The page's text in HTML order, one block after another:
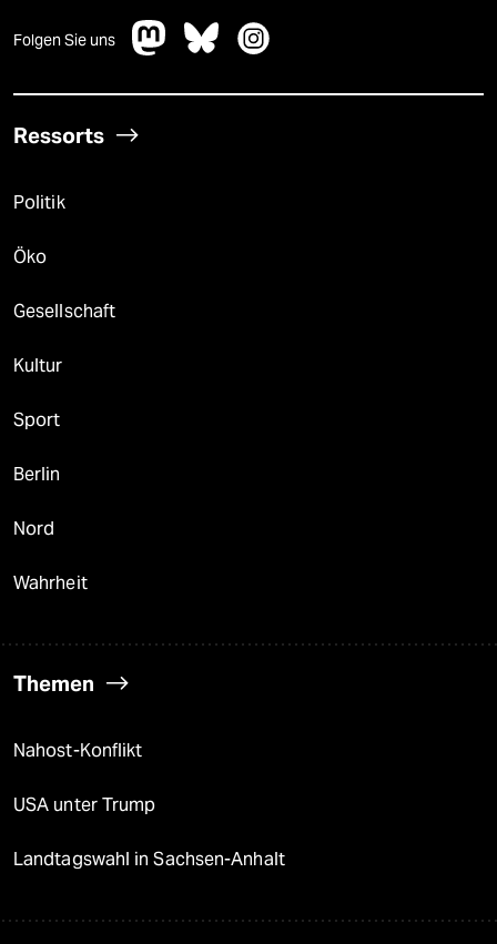
Folgen Sie uns
Ressorts
Politik
Öko
Gesellschaft
Kultur
Sport
Berlin
Nord
Wahrheit
Themen
Nahost-Konflikt
USA unter Trump
Landtagswahl in Sachsen-Anhalt